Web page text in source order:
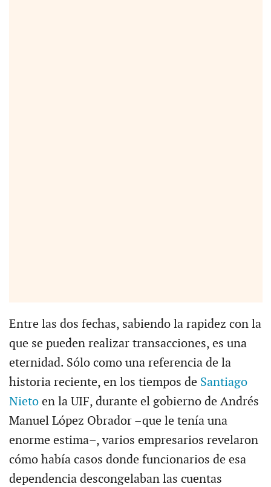
Entre las dos fechas, sabiendo la rapidez con la
que se pueden realizar transacciones, es una
eternidad. Sólo como una referencia de la
historia reciente, en los tiempos de Santiago
Nietoen la UIF, durante el gobierno de Andrés
Manuel López Obrador –que le tenía una
enorme estima–, varios empresarios revelaron
cómo había casos donde funcionarios de esa
dependencia descongelaban las cuentas